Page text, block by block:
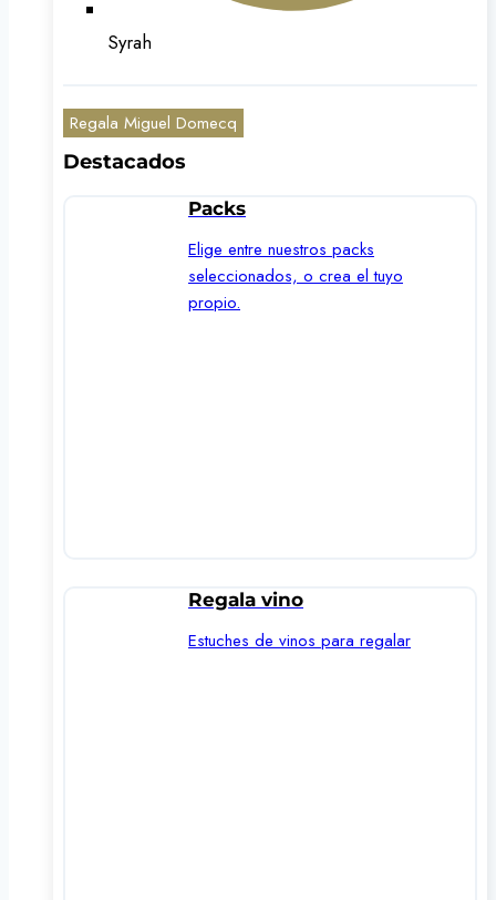
Syrah
Regala Miguel Domecq
Destacados
Packs
Elige entre nuestros packs
seleccionados, o crea el tuyo
propio.
Regala vino
Estuches de vinos para regalar